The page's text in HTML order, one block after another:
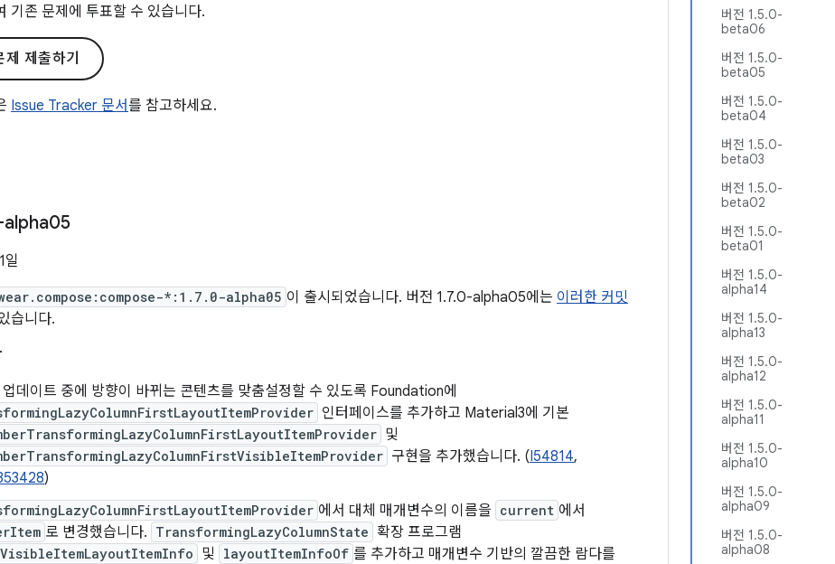
버전 1.5.0-
beta06
버전 1.5.0-
beta05
버전 1.5.0-
beta04
버전 1.5.0-
beta03
버전 1.5.0-
beta02
버전 1.5.0-
beta01
버전 1.5.0-
alpha14
버전 1.5.0-
alpha13
버전 1.5.0-
alpha12
버전 1.5.0-
alpha11
버전 1.5.0-
alpha10
버전 1.5.0-
alpha09
버전 1.5.0-
alpha08
기존 문제에 투표할 수 있습니다.
제출하기
Issue Tracker 문서를 참고하세요.
일
*:1.7.0-alpha05 이 출시되었습니다. 버전 1.7.0-alpha05에는 이러한 커밋
습니다.
데이트 중에 방향이 바뀌는 콘텐츠를 맞춤설정할 수 있도록 Foundation에
인터페이스를 추가하고 Material3에 기본
및
구현을 추가했습니다. (I54814,
)
에서 대체 매개변수의 이름을 current 에서
로 변경했습니다. TransformingLazyColumnState 확장 프로그램
및 layoutItemInfoOf 를 추가하고 매개변수 기반의 깔끔한 람다를